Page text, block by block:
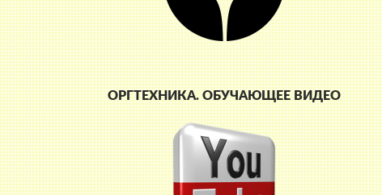
ОРГТЕХНИКА. ОБУЧАЮЩЕЕ ВИДЕО